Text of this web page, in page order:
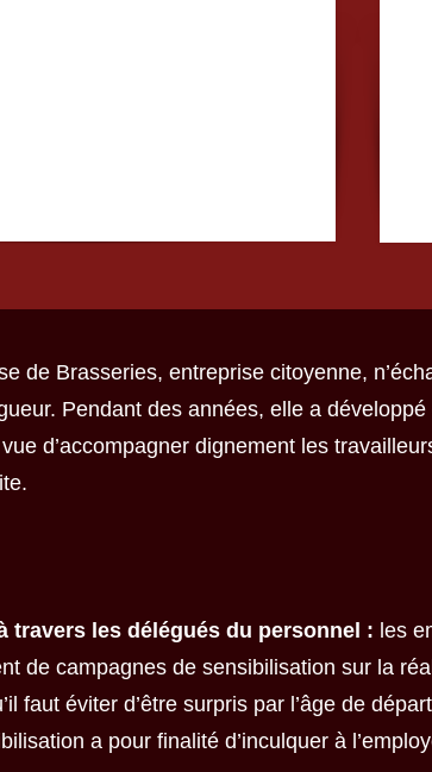
de Brasseries, entreprise citoyenne,
Pendant des années, elle a
d’accompagner dignement les
travers les délégués du personnel : les
de campagnes de sensibilisation sur la
faut éviter d’être surpris par l’âge de
a pour finalité d’inculquer à